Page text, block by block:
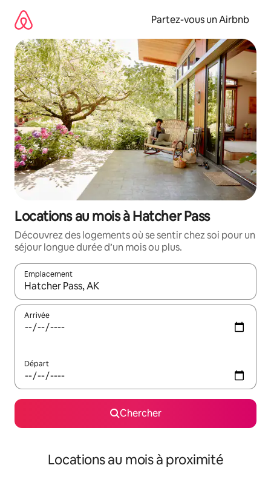
directement
contenu
Partez-vous un Airbnb
Locations au mois à Hatcher Pass
Découvrez des logements où se sentir chez soi pour un
séjour longue durée d’un mois ou plus.
Emplacement
Quand les résultats sont affichés, parcourez-les en utilisant
Arrivée
Départ
Chercher
Locations au mois à proximité